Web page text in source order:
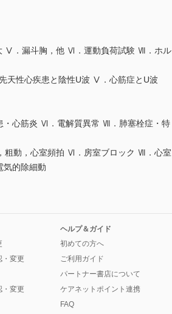
Ⅴ．漏斗胸，他 Ⅵ．運動負荷試験 Ⅶ．ホル
性心疾患と陰性U波 Ⅴ．心筋症とU波
心筋炎 Ⅵ．電解質異常 Ⅶ．肺塞栓症・特
動，心室頻拍 Ⅵ．房室ブロック Ⅶ．心室
的除細動
・変更
・変更
ヘルプ＆ガイド
初めての方へ
ご利用ガイド
パートナー書店について
ケアネットポイント連携
FAQ